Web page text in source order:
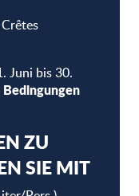
Juni bis 30.
ZU
SIE MIT